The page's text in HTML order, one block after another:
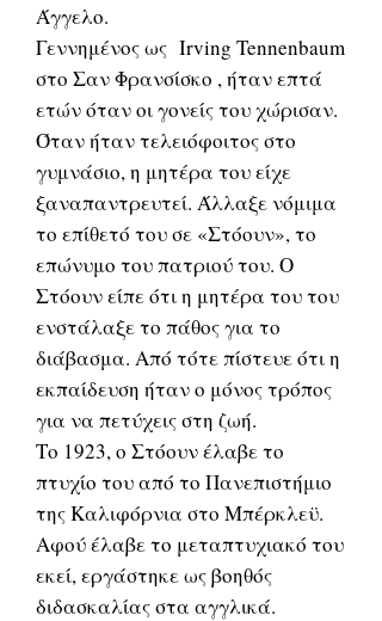
Άγγελο.
Γεννημένος ως Irving Tennenbaum
στο Σαν Φρανσίσκο , ήταν επτά
ετών όταν οι γονείς του χώρισαν.
Όταν ήταν τελειόφοιτος στο
γυμνάσιο, η μητέρα του είχε
ξαναπαντρευτεί. Άλλαξε νόμιμα
το επίθετό του σε «Στόουν», το
επώνυμο του πατριού του. Ο
Στόουν είπε ότι η μητέρα του του
ενστάλαξε το πάθος για το
διάβασμα. Από τότε πίστευε ότι η
εκπαίδευση ήταν ο μόνος τρόπος
για να πετύχεις στη ζωή.
Το 1923, ο Στόουν έλαβε το
πτυχίο του από το Πανεπιστήμιο
της Καλιφόρνια στο Μπέρκλεϋ.
Αφού έλαβε το μεταπτυχιακό του
εκεί, εργάστηκε ως βοηθός
διδασκαλίας στα αγγλικά.